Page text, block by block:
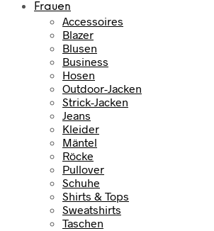
Frauen
Accessoires
Blazer
Blusen
Business
Hosen
Outdoor-Jacken
Strick-Jacken
Jeans
Kleider
Mäntel
Röcke
Pullover
Schuhe
Shirts & Tops
Sweatshirts
Taschen